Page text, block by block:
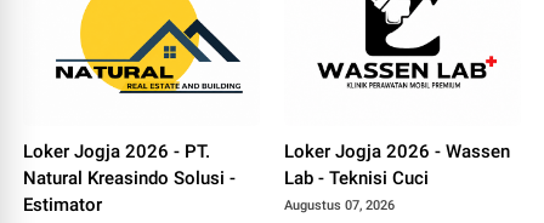
Loker Jogja 2026 - PT.
Natural Kreasindo Solusi -
Estimator
Loker Jogja 2026 - Wassen
Lab - Teknisi Cuci
Augustus 07, 2026